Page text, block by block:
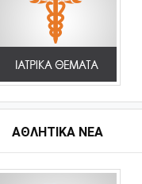
ΑΘΛΗΤΙΚΆ ΝΈΑ